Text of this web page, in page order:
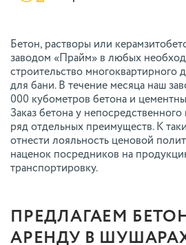
Бетон, растворы или
заводом «Прайм» в любых
строительство многоквартирного
для бани. В течение месяца наш
000 кубометров бетона и
Заказ бетона у
ряд отдельных преимуществ. К
отнести лояльность ценовой
наценок посредников на
транспортировку.
ПРЕДЛАГАЕМ
АРЕНДУ В